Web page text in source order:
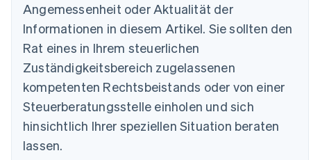
Angemessenheit oder Aktualität der
Informationen in diesem Artikel. Sie sollten den
Rat eines in Ihrem steuerlichen
Zuständigkeitsbereich zugelassenen
kompetenten Rechtsbeistands oder von einer
Steuerberatungsstelle einholen und sich
hinsichtlich Ihrer speziellen Situation beraten
lassen.
English
Dänemark
English
Deutschland
Deutsch English
Estland
Festlandchina
简体中文English
Finnland
English